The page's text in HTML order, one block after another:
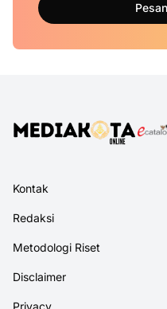
Kontak
Redaksi
Metodologi Riset
Disclaimer